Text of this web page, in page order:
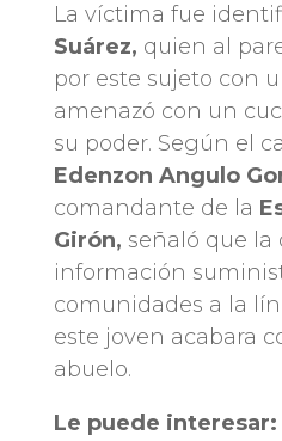
La víctima fue
Suárez, quien al
por este sujeto con
amenazó con un
su poder. Según el
Edenzon Angulo
comandante de la
Girón, señaló que la
información
comunidades a la
este joven acabara
abuelo.
Le puede interesar: